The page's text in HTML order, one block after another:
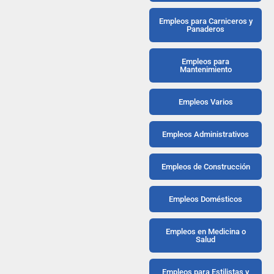
Empleos para Carniceros y
Panaderos
Empleos para
Mantenimiento
Empleos Varios
Empleos Administrativos
Empleos de Construcción
Empleos Domésticos
Empleos en Medicina o
Salud
Empleos para Estilistas y